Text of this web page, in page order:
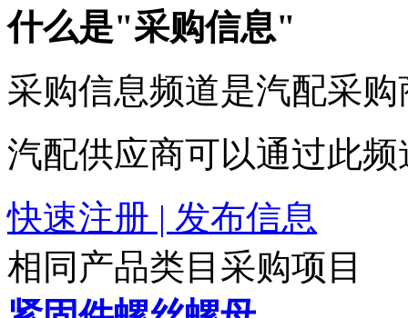
什么是"采购信息"
采购信息频道是汽配采
汽配供应商可以通过此
快速注册 | 发布信息
相同产品类目采购项目